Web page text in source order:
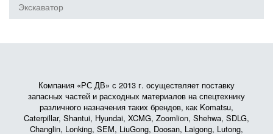
Экскаватор
Компания «РС ДВ» с 2013 г. осуществляет поставку
запасных частей и расходных материалов на спецтехнику
различного назначения таких брендов, как Komatsu,
Caterpillar, Shantui, Hyundai, XCMG, Zoomlion, Shehwa, SDLG,
Changlin, Lonking, SEM, LiuGong, Doosan, Laigong, Lutong,